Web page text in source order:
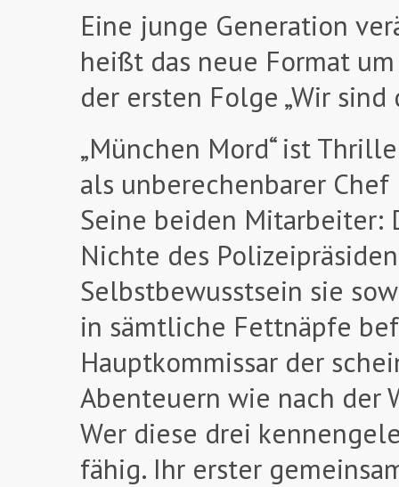
Eine junge Generation
heißt das neue Format
der ersten Folge „Wir
„München Mord“ ist
als unberechenbarer
Seine beiden Mitarbeiter:
Nichte des
Selbstbewusstsein sie
in sämtliche Fettnäpfe
Hauptkommissar der
Abenteuern wie nach der
Wer diese drei
fähig. Ihr erster